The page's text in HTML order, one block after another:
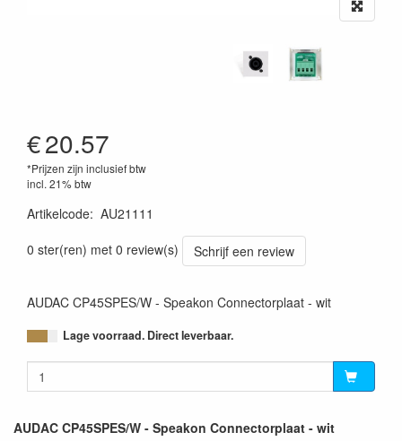
€20.57
*Prijzen zijn inclusief btw
incl. 21% btw
Artikelcode: AU21111
0 ster(ren) met 0 review(s)
Schrijf een review
AUDAC CP45SPES/W - Speakon Connectorplaat - wit
Lage voorraad. Direct leverbaar.
AUDAC CP45SPES/W - Speakon Connectorplaat - wit